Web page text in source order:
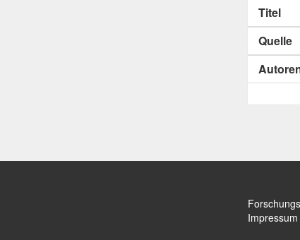
Titel
Quelle
Impressum